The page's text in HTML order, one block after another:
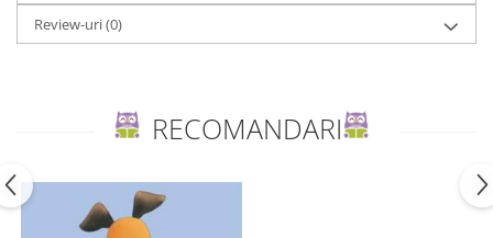
Editura Litera
Editura Lizuka Educativ
Editura Nomina
Editura Portocala Albastră
Editura Scriptum
Review-uri(0)
RECOMANDARI